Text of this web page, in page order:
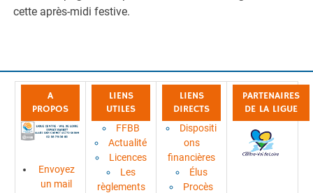
cette après-midi festive.
A
PROPOS
Envoyez
un mail
LIENS
UTILES
FFBB
Actualité
Licences
Les
règlements
LIENS
DIRECTS
Dispositi
ons
financières
Élus
Procès
PARTENAIRES
DE LA LIGUE